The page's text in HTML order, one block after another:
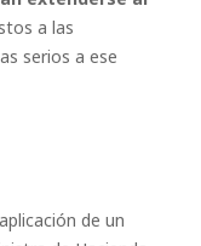
a las
serios a ese
de un